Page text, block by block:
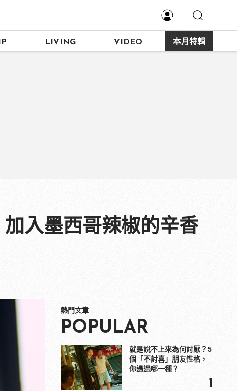
LIVING VIDEO 本月特輯
入墨西哥辣椒的辛香
熱門文章
POPULAR
就是說不上來為何討厭？5
個「不討喜」朋友性格，
你遇過哪一種？
1